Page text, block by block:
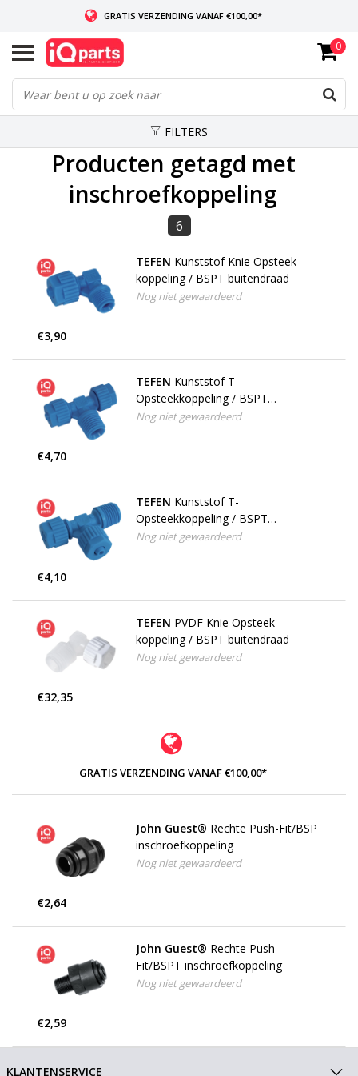
GRATIS VERZENDING VANAF €100,00*
INDIEN VOORRADIG: VOOR 14:00 BESTELD, ZELFDE DAG VERZONDEN
WERELDWIJDE LEVERING
0
FILTERS
Producten getagd met
inschroefkoppeling
6
TEFEN Kunststof Knie Opsteek
koppeling / BSPT buitendraad
Nog niet gewaardeerd
€3,90
TEFEN Kunststof T-
Opsteekkoppeling / BSPT
buitendraad
Nog niet gewaardeerd
€4,70
TEFEN Kunststof T-
Opsteekkoppeling / BSPT
buitendraad / Zij Opsteek
Nog niet gewaardeerd
€4,10
TEFEN PVDF Knie Opsteek
koppeling / BSPT buitendraad
Nog niet gewaardeerd
€32,35
GRATIS VERZENDING VANAF €100,00*
John Guest® Rechte Push-Fit/BSP
inschroefkoppeling
Nog niet gewaardeerd
€2,64
John Guest® Rechte Push-
Fit/BSPT inschroefkoppeling
Nog niet gewaardeerd
€2,59
KLANTENSERVICE